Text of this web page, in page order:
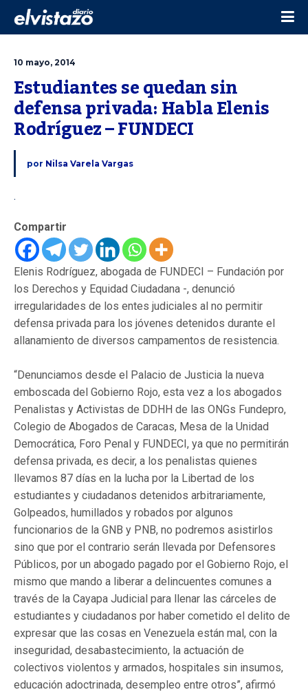
10 mayo, 2014
Estudiantes se quedan sin
defensa privada: Habla Elenis
Rodríguez – FUNDECI
por Nilsa Varela Vargas
.
Compartir
Elenis Rodríguez, abogada de FUNDECI – Fundación por
los Derechos y Equidad Ciudadana -, denunció
irregularidades de los entes judiciales al no permitir
defensa privada para los jóvenes detenidos durante el
allanamiento de diversos campamentos de resistencia.
“Denunciamos desde el Palacio de Justicia la nueva
emboscada del Gobierno Rojo, esta vez a los abogados
Penalistas y Activistas de DDHH de las ONGs Fundepro,
Colegio de Abogados de Caracas, Mesa de la Unidad
Democrática, Foro Penal y FUNDECI, ya que no permitirán
defensa privada, es decir, a los penalistas quienes
llevamos 87 días en la lucha por la Libertad de los
estudiantes y ciudadanos detenidos arbitrariamente,
Golpeados, humillados y robados por algunos
funcionarios de la GNB y PNB, no podremos asistirlos
sino que por el contrario serán llevada por Defensores
Públicos, por un abogado pagado por el Gobierno Rojo, el
mismo que mando a liberar a delincuentes comunes a
través de la Cayapa Judicial para llenar las cárceles de
estudiantes y ciudadanos por haber cometido el delito de
expresar que las cosas en Venezuela están mal, con la
inseguridad, desabastecimiento, la actuación de
colectivos violentos y armados, hospitales sin insumos,
educación adoctrinada, desempleo entre otros”, afirmó